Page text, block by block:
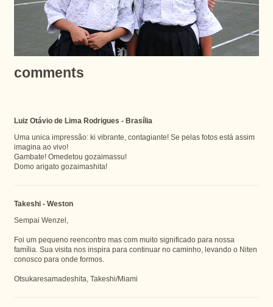
comments
Luiz Otávio de Lima Rodrigues - Brasília
Uma unica impressão: ki vibrante, contagiante! Se pelas fotos está assim
imagina ao vivo!
Gambate! Omedetou gozaimassu!
Domo arigato gozaimashita!
Takeshi - Weston
Sempai Wenzel,
Foi um pequeno reencontro mas com muito significado para nossa
família. Sua visita nos inspira para continuar no caminho, levando o Niten
conosco para onde formos.
Otsukaresamadeshita, Takeshi/Miami